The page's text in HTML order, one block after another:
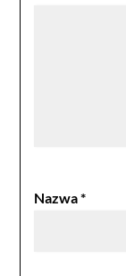
Nazwa*